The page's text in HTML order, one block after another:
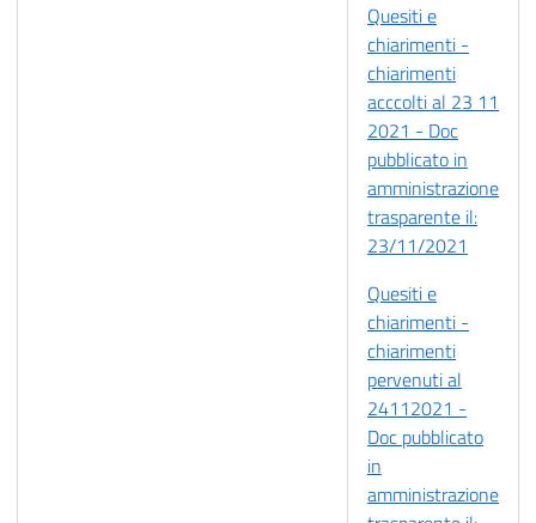
Quesiti e
chiarimenti -
chiarimenti
acccolti al 23 11
2021 - Doc
pubblicato in
amministrazione
trasparente il:
23/11/2021
Quesiti e
chiarimenti -
chiarimenti
pervenuti al
24112021 -
Doc pubblicato
in
amministrazione